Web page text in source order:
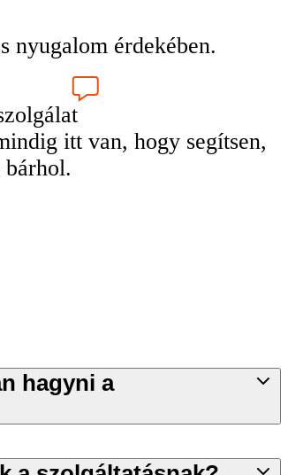
nyugalom érdekében.
itt van, hogy segítsen,
hagyni a